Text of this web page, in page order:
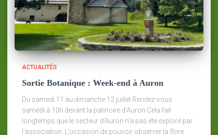
ACTUALITÉS
Sortie Botanique : Week-end à Auron
Du samedi 11 au dimanche 12 juillet Rendez-vous
samedi à 10h devant la patinoire d’Auron Cela fait
longtemps que le secteur d’Auron n’a pas été exploré par
l’association. L’occasion de pouvoir observer la flore